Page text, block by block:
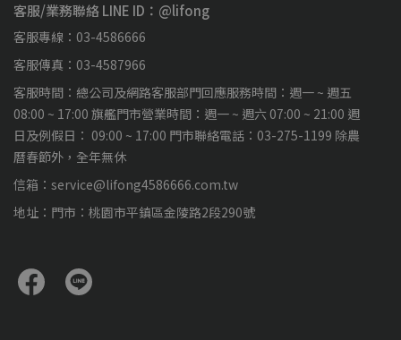
客服/業務聯絡 LINE ID：@lifong
客服專線：03-4586666
客服傳真：03-4587966
客服時間：總公司及網路客服部門回應服務時間：週一 ~ 週五
08:00 ~ 17:00 旗艦門市營業時間：週一 ~ 週六 07:00 ~ 21:00 週
日及例假日： 09:00 ~ 17:00 門市聯絡電話：03-275-1199 除農
曆春節外，全年無休
信箱：service@lifong4586666.com.tw
地址：門市：桃園市平鎮區金陵路2段290號